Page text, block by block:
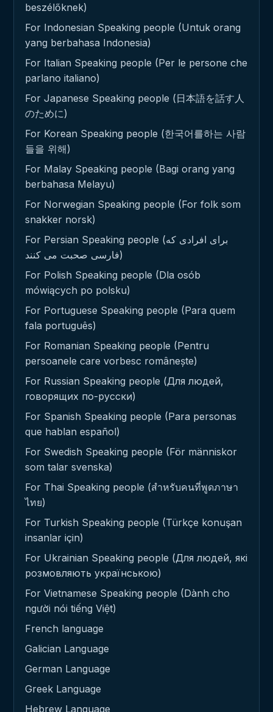
beszélőknek)
For Indonesian Speaking people (Untuk orang
yang berbahasa Indonesia)
For Italian Speaking people (Per le persone che
parlano italiano)
For Japanese Speaking people (日本語を話す人
のために)
For Korean Speaking people (한국어를하는 사람
들을 위해)
For Malay Speaking people (Bagi orang yang
berbahasa Melayu)
For Norwegian Speaking people (For folk som
snakker norsk)
For Persian Speaking people (برای افرادی که
فارسی صحبت می کنند)
For Polish Speaking people (Dla osób
mówiących po polsku)
For Portuguese Speaking people (Para quem
fala português)
For Romanian Speaking people (Pentru
persoanele care vorbesc românește)
For Russian Speaking people (Для людей,
говорящих по-русски)
For Spanish Speaking people (Para personas
que hablan español)
For Swedish Speaking people (För människor
som talar svenska)
For Thai Speaking people (สำหรับคนที่พูดภาษา
ไทย)
For Turkish Speaking people (Türkçe konuşan
insanlar için)
For Ukrainian Speaking people (Для людей, які
розмовляють українською)
For Vietnamese Speaking people (Dành cho
người nói tiếng Việt)
French language
Galician Language
German Language
Greek Language
Hebrew Language